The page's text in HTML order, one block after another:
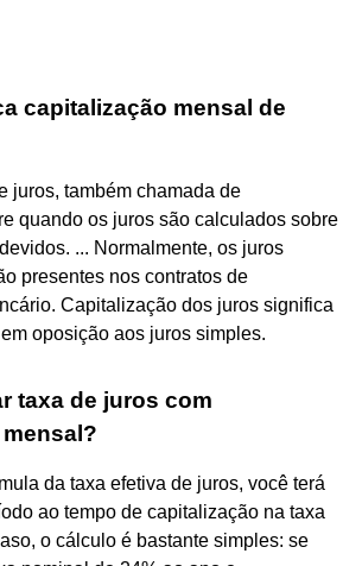
capitalização mensal de
juros, também chamada de
quando os juros são calculados sobre
... Normalmente, os juros
presentes nos contratos de
Capitalização dos juros significa
oposição aos juros simples.
taxa de juros com
da taxa efetiva de juros, você terá
ao tempo de capitalização na taxa
o cálculo é bastante simples: se